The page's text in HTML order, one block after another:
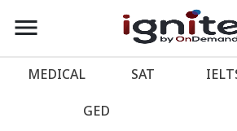
account_balance หน้าแรก
เว็บไซต์อิกไนท์
menu
MEDICAL SAT
GED